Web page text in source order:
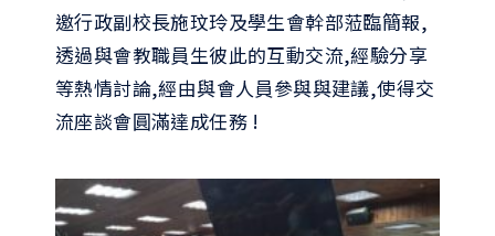
邀行政副校長施玟玲及學生會幹部蒞臨簡報,
透過與會教職員生彼此的互動交流,經驗分享
等熱情討論,經由與會人員參與與建議,使得交
流座談會圓滿達成任務 !